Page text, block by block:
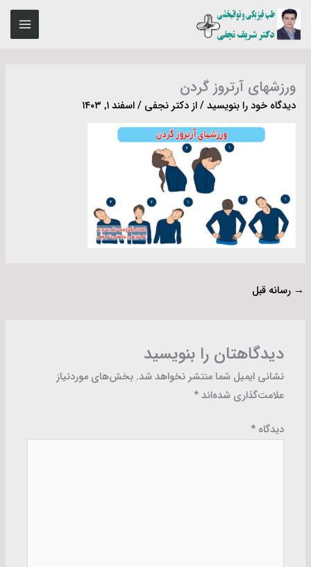
پرش
ورزشهای آرتروز گردن
دیدگاه‌ خود را بنویسید/ ازدکتر نجفی/اسفند ۱, ۱۴۰۳
→ رسانه قبل
دیدگاهتان را بنویسید
نشانی ایمیل شما منتشر نخواهد شد. بخش‌های موردنیاز
علامت‌گذاری شده‌اند*
دیدگاه*